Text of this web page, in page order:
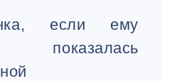
если ему
показалась